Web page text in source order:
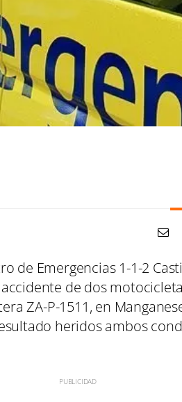
de Emergencias 1-1-2
de dos
ZA-P-1511, en
heridos ambos